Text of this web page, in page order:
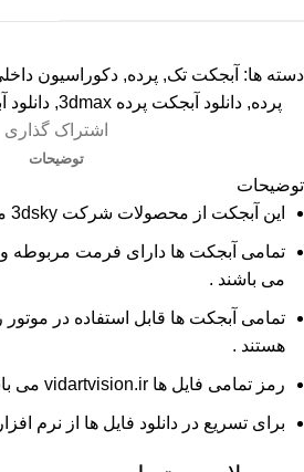
دسته ها: آبجکت تک, پرده, دکوراسیون
پرده, دانلود آبجکت پرده 3dmax ,
اشتراک گذاری
توضیحات
توضیحات
این آبجکت از محصولات شرکت 3dsky می باشد .
تمامی آبجکت ها دارای فرمت مربوطه و
می باشند .
تمامی آبجکت ها قابل استفاده در موتور
هستند .
رمز تمامی فایل ها vidartvision.ir می باشد .
برای تسریع در دانلود فایل ها از نرم افزار idm استفاده نمایید .